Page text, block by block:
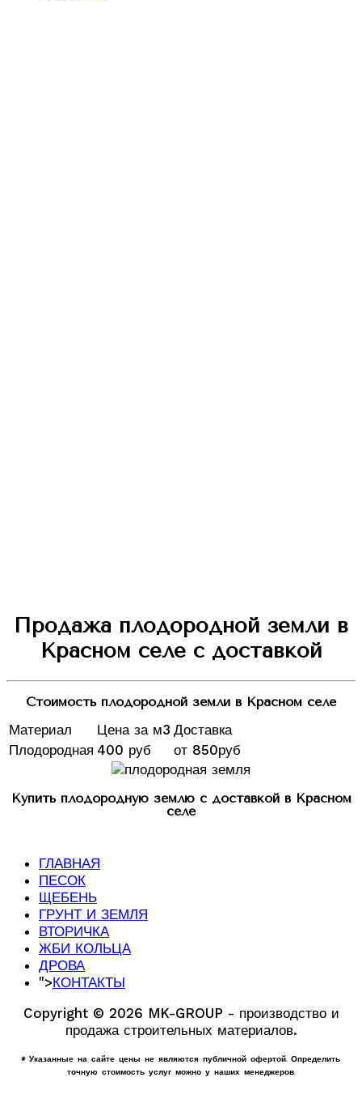
Продажа плодородной земли в
Красном селе с доставкой
Стоимость плодородной земли в Красном селе
Материал Цена за м3 Доставка
Плодородная 400 руб от 850руб
Купить плодородную землю с доставкой в Красном
селе
ГЛАВНАЯ
ПЕСОК
ЩЕБЕНЬ
ГРУНТ И ЗЕМЛЯ
ВТОРИЧКА
ЖБИ КОЛЬЦА
ДРОВА
">КОНТАКТЫ
Copyright © 2026 MK-GROUP - производство и
продажа строительных материалов.
* Указанные на сайте цены не являются публичной офертой. Определить
точную стоимость услуг можно у наших менеджеров.